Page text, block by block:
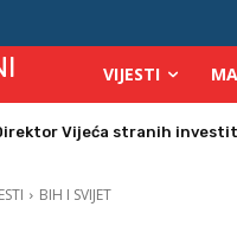
VIJESTI
velikih vrućina povećan
BIH I SVIJET